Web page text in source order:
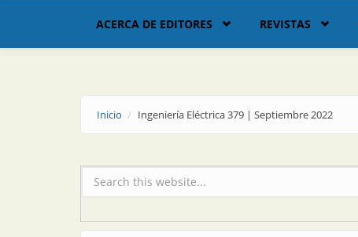
ACERCA DE EDITORES REVISTAS
Inicio Ingeniería Eléctrica 379 | Septiembre 2022
Formulario de búsqueda